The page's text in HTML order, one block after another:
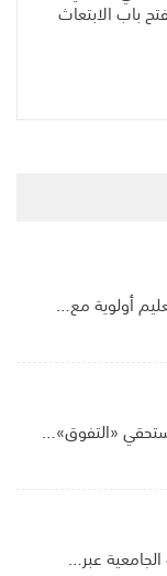
باب الابتعاث
أولوية مع…
«التفوق»…
عبر…